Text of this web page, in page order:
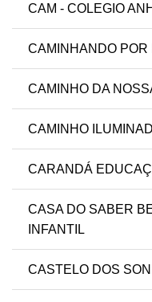
CAM - COLEGIO
CAMINHANDO POR
CAMINHO DA
CAMINHO
CARANDÁ
CASA DO SABER
INFANTIL
CASTELO DOS